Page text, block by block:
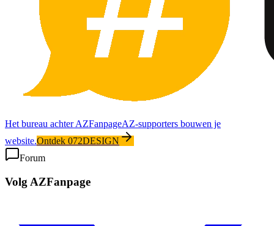
Het bureau achter AZFanpageAZ-supporters bouwen je
website.Ontdek 072DESIGN
Forum
Volg AZFanpage